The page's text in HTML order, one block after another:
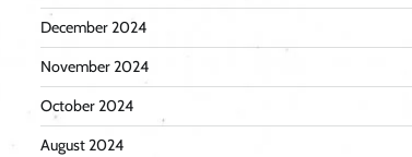
December 2024
November 2024
October 2024
August 2024